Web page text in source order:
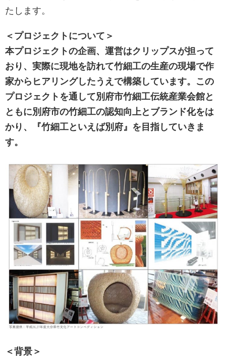
たします。
＜プロジェクトについて＞
本プロジェクトの企画、運営はクリップスが担って
おり、実際に現地を訪れて竹細工の生産の現場で作
家からヒアリングしたうえで構築しています。この
プロジェクトを通して別府市竹細工伝統産業会館と
ともに別府市の竹細工の認知向上とブランド化をは
かり、『竹細工といえば別府』を目指していきま
す。
＜背景＞